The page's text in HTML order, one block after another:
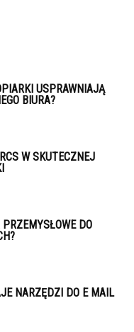
USPRAWNIAJĄ
BIURA?
W SKUTECZNEJ
DO
NARZĘDZI DO E MAIL